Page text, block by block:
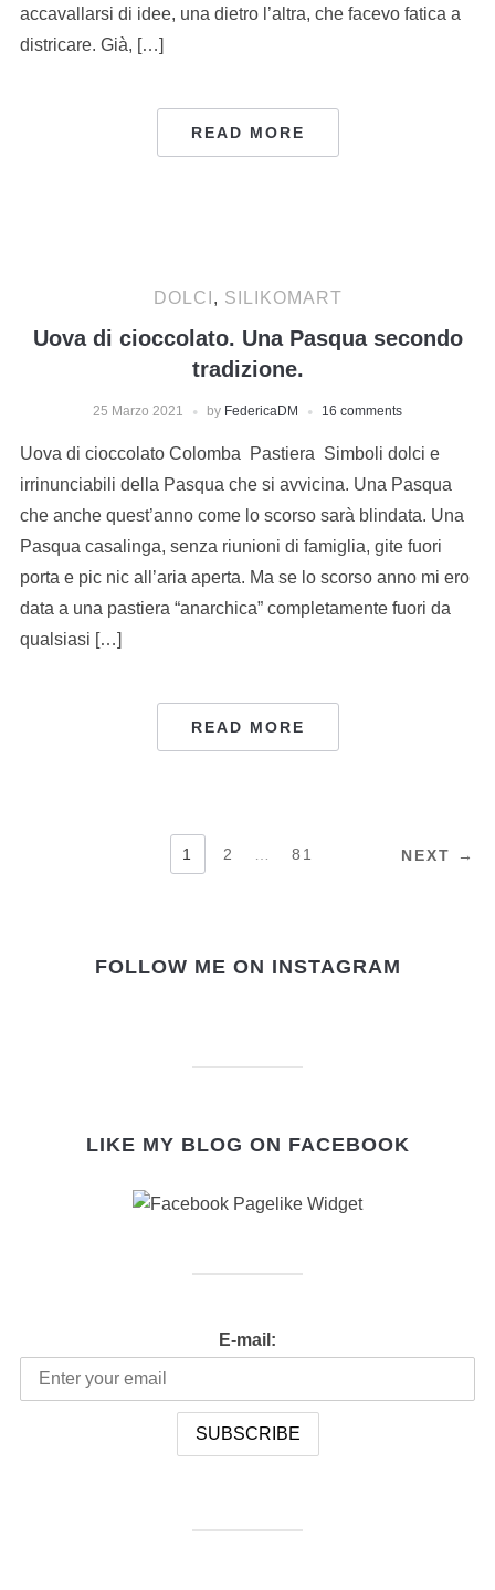
accavallarsi di idee, una dietro l’altra, che facevo fatica a
districare. Già, […]
READ MORE
DOLCI , SILIKOMART
Uova di cioccolato. Una Pasqua secondo
tradizione.
25 Marzo 2021 by FedericaDM 16 comments
Uova di cioccolato Colomba Pastiera Simboli dolci e
irrinunciabili della Pasqua che si avvicina. Una Pasqua
che anche quest’anno come lo scorso sarà blindata. Una
Pasqua casalinga, senza riunioni di famiglia, gite fuori
porta e pic nic all’aria aperta. Ma se lo scorso anno mi ero
data a una pastiera “anarchica” completamente fuori da
qualsiasi […]
READ MORE
NAVIGAZIONE
1 2 81 NEXT →
FOLLOW ME ON INSTAGRAM
LIKE MY BLOG ON FACEBOOK
E-mail: